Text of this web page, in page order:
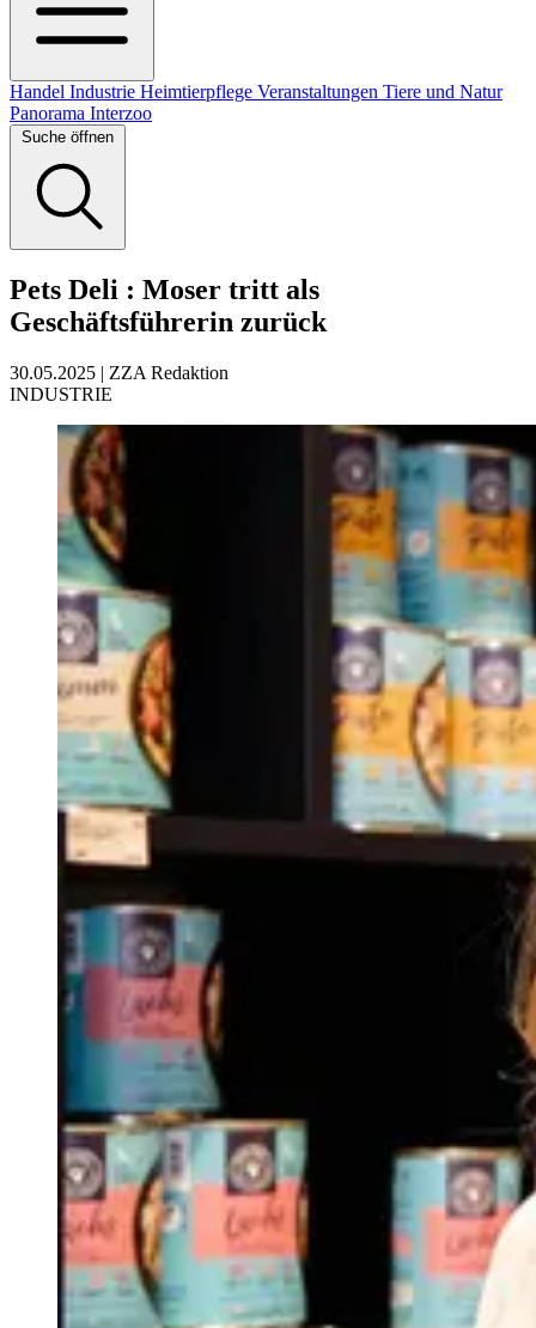
Handel Industrie Heimtierpflege Veranstaltungen Tiere und Natur
Panorama Interzoo
Suche öffnen
Pets Deli : Moser tritt als
Geschäftsführerin zurück
30.05.2025 | ZZA Redaktion
INDUSTRIE